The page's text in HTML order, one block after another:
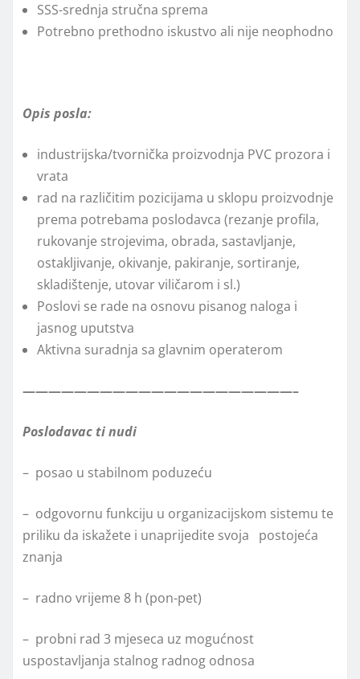
SSS-srednja stručna sprema
Potrebno prethodno iskustvo ali nije neophodno
Opis posla:
industrijska/tvornička proizvodnja PVC prozora i
vrata
rad na različitim pozicijama u sklopu proizvodnje
prema potrebama poslodavca (rezanje profila,
rukovanje strojevima, obrada, sastavljanje,
ostakljivanje, okivanje, pakiranje, sortiranje,
skladištenje, utovar viličarom i sl.)
Poslovi se rade na osnovu pisanog naloga i
jasnog uputstva
Aktivna suradnja sa glavnim operaterom
—————————————————————–
Poslodavac ti nudi
– posao u stabilnom poduzeću
– odgovornu funkciju u organizacijskom sistemu te
priliku da iskažete i unaprijedite svoja postojeća
znanja
– radno vrijeme 8 h (pon-pet)
– probni rad 3 mjeseca uz mogućnost
uspostavljanja stalnog radnog odnosa